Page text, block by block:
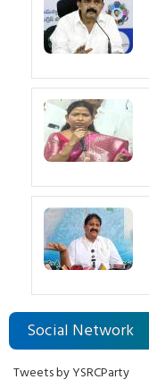
Social Network
Tweets by YSRCParty